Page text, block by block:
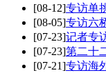
[08-12]专访单
[08-05]专访六
[07-23]记者专
[07-23]第二十
[07-21]专访海